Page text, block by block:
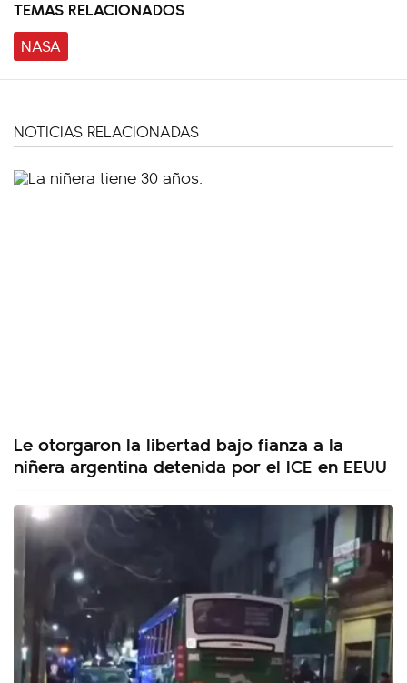
TEMAS RELACIONADOS
NASA
NOTICIAS RELACIONADAS
Le otorgaron la libertad bajo fianza a la
niñera argentina detenida por el ICE en EEUU